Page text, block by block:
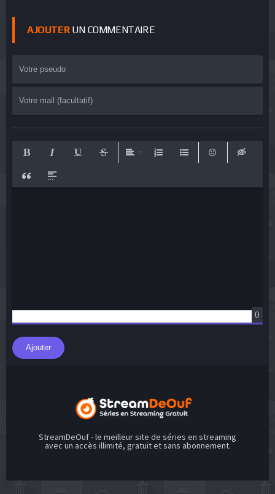
AJOUTERUN COMMENTAIRE
0
Ajouter
StreamDeOuf - le meilleur site de séries en streaming
avec un accès illimité, gratuit et sans abonnement.